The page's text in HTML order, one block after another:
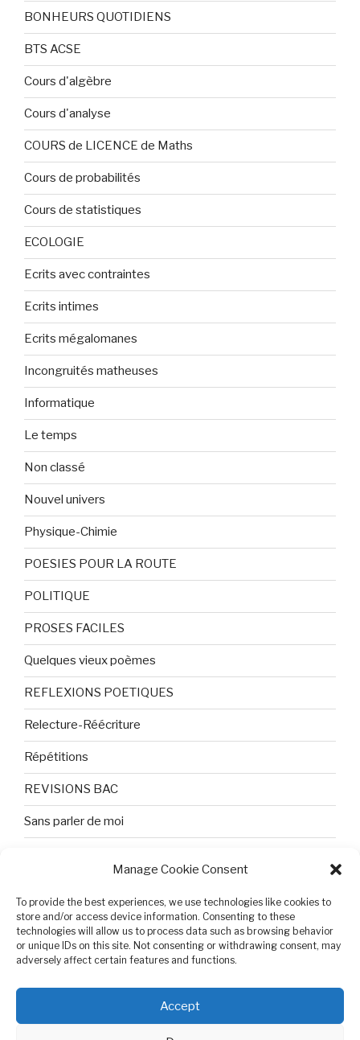
Manage Cookie Consent
To provide the best experiences, we use technologies like cookies to
store and/or access device information. Consenting to these
technologies will allow us to process data such as browsing behavior
or unique IDs on this site. Not consenting or withdrawing consent, may
adversely affect certain features and functions.
Accept
BONHEURS QUOTIDIENS
BTS ACSE
Cours d'algèbre
Cours d'analyse
COURS de LICENCE de Maths
Cours de probabilités
Cours de statistiques
ECOLOGIE
Ecrits avec contraintes
Ecrits intimes
Ecrits mégalomanes
Incongruités matheuses
Informatique
Le temps
Non classé
Nouvel univers
Physique-Chimie
POESIES POUR LA ROUTE
POLITIQUE
PROSES FACILES
Quelques vieux poèmes
REFLEXIONS POETIQUES
Relecture-Réécriture
Répétitions
REVISIONS BAC
Sans parler de moi
Tristesse et attente
Variable complexe